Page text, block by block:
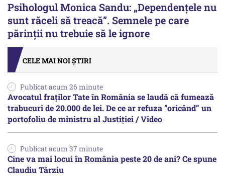
Psihologul Monica Sandu: „Dependențele nu
sunt răceli să treacă”. Semnele pe care
părinții nu trebuie să le ignore
CELE MAI NOI ȘTIRI
Publicat acum 26 minute
Avocatul fraților Tate în România se laudă că fumează
trabucuri de 20.000 de lei. De ce ar refuza ”oricând” un
portofoliu de ministru al Justiției / Video
Publicat acum 37 minute
Cine va mai locui în România peste 20 de ani? Ce spune
Claudiu Târziu